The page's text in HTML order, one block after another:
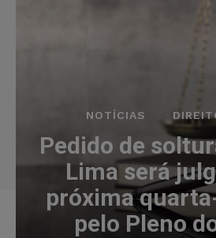
NOTÍCIAS
Pedido de
Lima será
próxima
pelo Pleno